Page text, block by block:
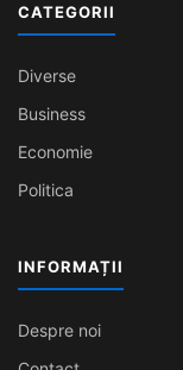
CATEGORII
Diverse
Business
Economie
Politica
INFORMAȚII
Despre noi